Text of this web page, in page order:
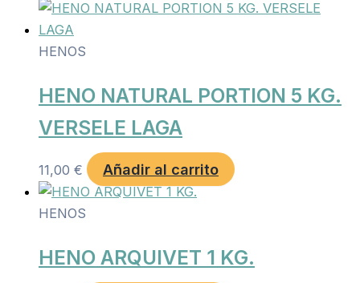
HENOS
HENO NATURAL PORTION 5 KG.
VERSELE LAGA
11,00 € Añadir al carrito
HENOS
HENO ARQUIVET 1 KG.